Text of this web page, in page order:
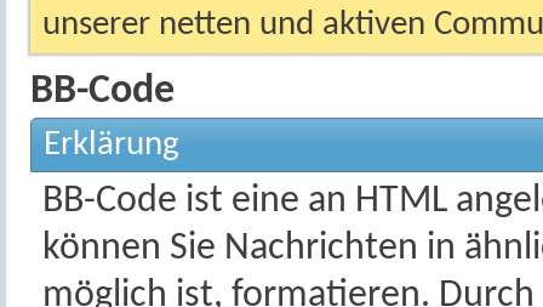
unserer netten und aktiven
BB-Code
Erklärung
BB-Code ist eine an HTML
können Sie Nachrichten in
möglich ist, formatieren.